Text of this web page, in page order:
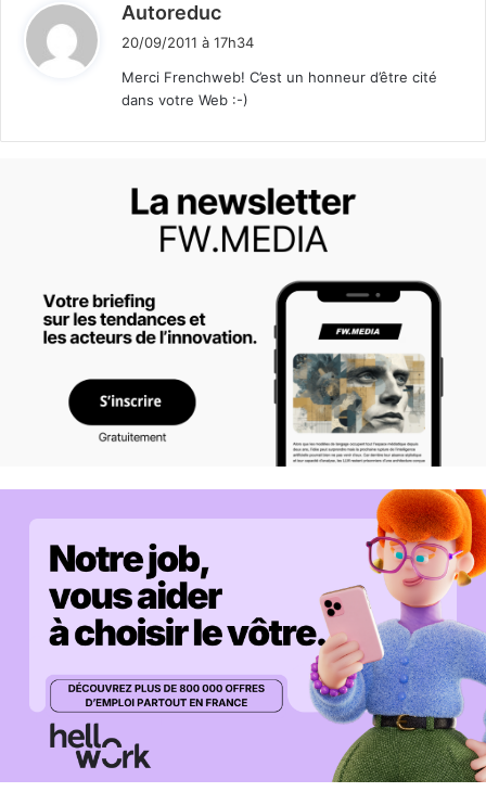
Autoreduc
:
20/09/2011 à 17h34
Merci Frenchweb! C’est un honneur d’être cité
dans votre Web :-)